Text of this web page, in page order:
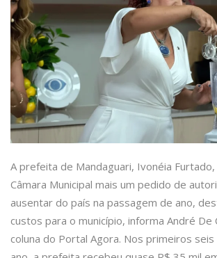
A prefeita de Mandaguari, Ivonéia Furtado,
Câmara Municipal mais um pedido de
ausentar do país na passagem de ano,
custos para o município, informa André De
coluna do Portal Agora. Nos primeiros